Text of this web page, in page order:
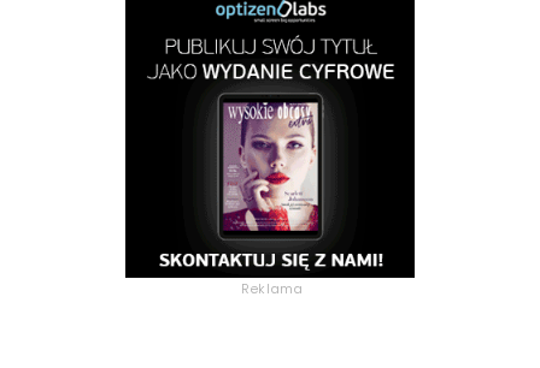
Reklama